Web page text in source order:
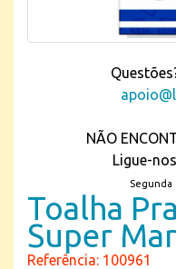
NÃO
Ligue-
Segunda
Toalha
Super
Referência: 100961